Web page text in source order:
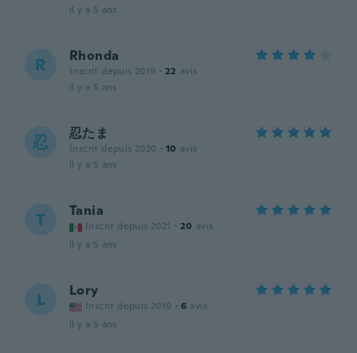
il y a 5 ans
R Rhonda
Inscrit depuis 2019 · 22 avis
il y a 5 ans
忍 忍たま
Inscrit depuis 2020 · 10 avis
il y a 5 ans
T Tania
Inscrit depuis 2021 · 20 avis
il y a 5 ans
L Lory
Inscrit depuis 2019 · 6 avis
il y a 5 ans